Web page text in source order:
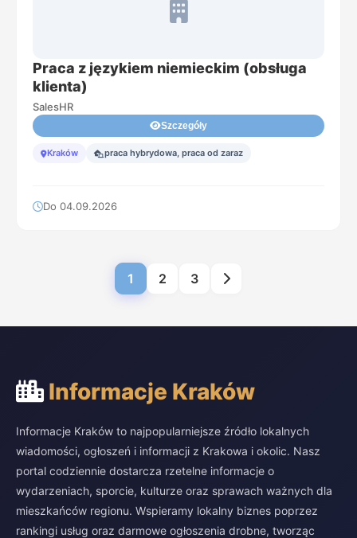
Praca z językiem niemieckim (obsługa
klienta)
SalesHR
Szczegóły
Kraków praca hybrydowa, praca od zaraz
Do 04.09.2026
1 2 3
Informacje Kraków
Informacje Kraków to najpopularniejsze źródło lokalnych
wiadomości, ogłoszeń i informacji z Krakowa i okolic. Nasz
portal codziennie dostarcza rzetelne informacje o
wydarzeniach, sporcie, kulturze oraz sprawach ważnych dla
mieszkańców regionu. Wspieramy lokalny biznes poprzez
rankingi usług oraz darmowe ogłoszenia drobne, tworząc